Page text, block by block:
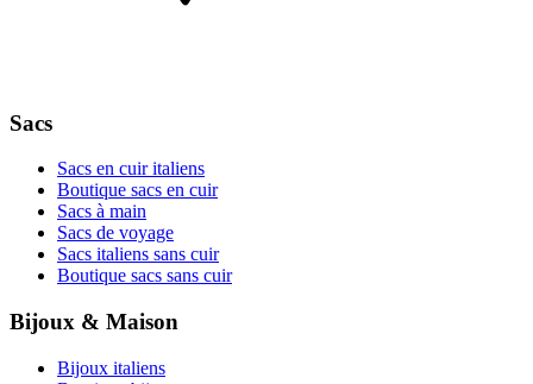
Sacs
Sacs en cuir italiens
Boutique sacs en cuir
Sacs à main
Sacs de voyage
Sacs italiens sans cuir
Boutique sacs sans cuir
Bijoux & Maison
Bijoux italiens